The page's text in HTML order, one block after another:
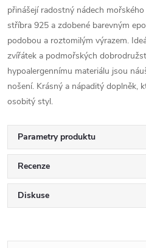
přinášejí radostný nádech
stříbra 925 a zdobené barevným
podobou a roztomilým výrazem.
zvířátek a podmořských
hypoalergennímu materiálu jsou
nošení. Krásný a nápaditý doplněk,
osobitý styl.
Parametry produktu
Recenze
Diskuse